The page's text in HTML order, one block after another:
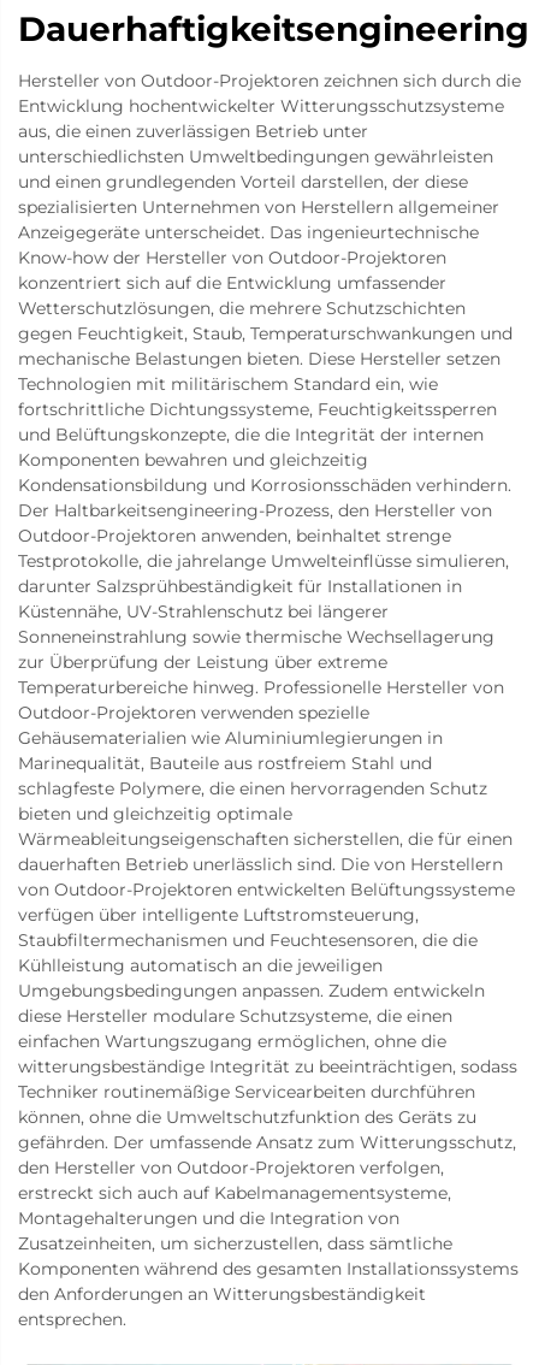
Dauerhaftigkeitsengineering
Hersteller von Outdoor-Projektoren zeichnen sich durch die
Entwicklung hochentwickelter Witterungsschutzsysteme
aus, die einen zuverlässigen Betrieb unter
unterschiedlichsten Umweltbedingungen gewährleisten
und einen grundlegenden Vorteil darstellen, der diese
spezialisierten Unternehmen von Herstellern allgemeiner
Anzeigegeräte unterscheidet. Das ingenieurtechnische
Know-how der Hersteller von Outdoor-Projektoren
konzentriert sich auf die Entwicklung umfassender
Wetterschutzlösungen, die mehrere Schutzschichten
gegen Feuchtigkeit, Staub, Temperaturschwankungen und
mechanische Belastungen bieten. Diese Hersteller setzen
Technologien mit militärischem Standard ein, wie
fortschrittliche Dichtungssysteme, Feuchtigkeitssperren
und Belüftungskonzepte, die die Integrität der internen
Komponenten bewahren und gleichzeitig
Kondensationsbildung und Korrosionsschäden verhindern.
Der Haltbarkeitsengineering-Prozess, den Hersteller von
Outdoor-Projektoren anwenden, beinhaltet strenge
Testprotokolle, die jahrelange Umwelteinflüsse simulieren,
darunter Salzsprühbeständigkeit für Installationen in
Küstennähe, UV-Strahlenschutz bei längerer
Sonneneinstrahlung sowie thermische Wechsellagerung
zur Überprüfung der Leistung über extreme
Temperaturbereiche hinweg. Professionelle Hersteller von
Outdoor-Projektoren verwenden spezielle
Gehäusematerialien wie Aluminiumlegierungen in
Marinequalität, Bauteile aus rostfreiem Stahl und
schlagfeste Polymere, die einen hervorragenden Schutz
bieten und gleichzeitig optimale
Wärmeableitungseigenschaften sicherstellen, die für einen
dauerhaften Betrieb unerlässlich sind. Die von Herstellern
von Outdoor-Projektoren entwickelten Belüftungssysteme
verfügen über intelligente Luftstromsteuerung,
Staubfiltermechanismen und Feuchtesensoren, die die
Kühlleistung automatisch an die jeweiligen
Umgebungsbedingungen anpassen. Zudem entwickeln
diese Hersteller modulare Schutzsysteme, die einen
einfachen Wartungszugang ermöglichen, ohne die
witterungsbeständige Integrität zu beeinträchtigen, sodass
Techniker routinemäßige Servicearbeiten durchführen
können, ohne die Umweltschutzfunktion des Geräts zu
gefährden. Der umfassende Ansatz zum Witterungsschutz,
den Hersteller von Outdoor-Projektoren verfolgen,
erstreckt sich auch auf Kabelmanagementsysteme,
Montagehalterungen und die Integration von
Zusatzeinheiten, um sicherzustellen, dass sämtliche
Komponenten während des gesamten Installationssystems
den Anforderungen an Witterungsbeständigkeit
entsprechen.